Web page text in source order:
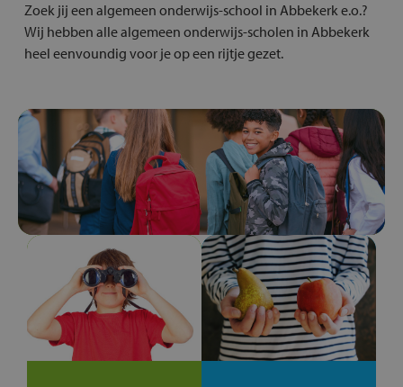
Zoek jij een algemeen onderwijs-school in Abbekerk e.o.?
Wij hebben alle algemeen onderwijs-scholen in Abbekerk
heel eenvoundig voor je op een rijtje gezet.